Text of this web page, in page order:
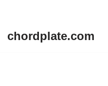
chordplate.com